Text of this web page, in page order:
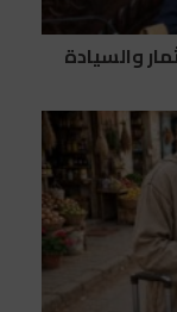
والسيادة